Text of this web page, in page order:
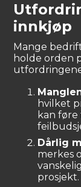
innkjøp
Mange
holde orden
hvilket
kan
Dårlig
merkes
prosjekt.